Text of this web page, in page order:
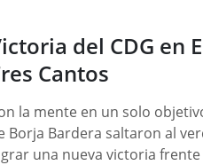
del CDG en
Cantos
la mente en un solo
Borja Bardera saltaron al
una nueva victoria frente